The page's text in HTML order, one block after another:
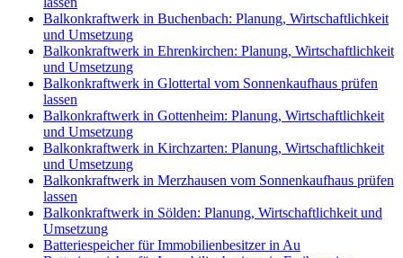
Balkonkraftwerk in Buchenbach: Planung, Wirtschaftlichkeit
und Umsetzung
Balkonkraftwerk in Ehrenkirchen: Planung, Wirtschaftlichkeit
und Umsetzung
Balkonkraftwerk in Glottertal vom Sonnenkaufhaus prüfen
lassen
Balkonkraftwerk in Gottenheim: Planung, Wirtschaftlichkeit
und Umsetzung
Balkonkraftwerk in Kirchzarten: Planung, Wirtschaftlichkeit
und Umsetzung
Balkonkraftwerk in Merzhausen vom Sonnenkaufhaus prüfen
lassen
Balkonkraftwerk in Sölden: Planung, Wirtschaftlichkeit und
Umsetzung
Batteriespeicher für Immobilienbesitzer in Au